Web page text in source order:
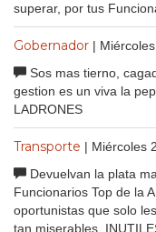
superar, por tus
Gobernador |
Sos mas tierno,
gestion es un viva la
LADRONES
Transporte | Miércoles
Devuelvan la plata
Funcionarios Top de la
oportunistas que solo
tan miserables,